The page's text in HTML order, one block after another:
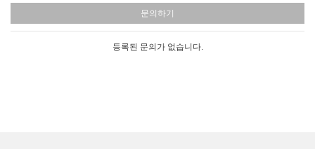
문의하기
등록된 문의가 없습니다.